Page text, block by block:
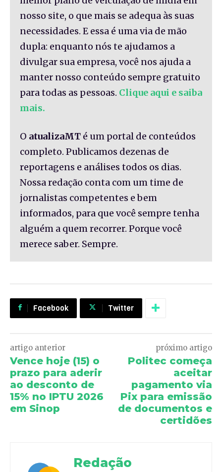
nosso site, o que mais se adequa às suas
necessidades. E essa é uma via de mão
dupla: enquanto nós te ajudamos a
divulgar sua empresa, você nos ajuda a
manter nosso conteúdo sempre gratuito
para todas as pessoas. Clique aqui e saiba
mais.
O atualizaMT é um portal de conteúdos
completo. Publicamos dezenas de
reportagens e análises todos os dias.
Nossa redação conta com um time de
jornalistas competentes e bem
informados, para que você sempre tenha
alguém a quem recorrer. Porque você
merece saber. Sempre.
Facebook Twitter
artigo anterior
Vence hoje (15) o
prazo para aderir
ao desconto de
15% no IPTU 2026
em Sinop
próximo artigo
Politec começa
aceitar
pagamento via
Pix para emissão
de documentos e
certidões
Redação